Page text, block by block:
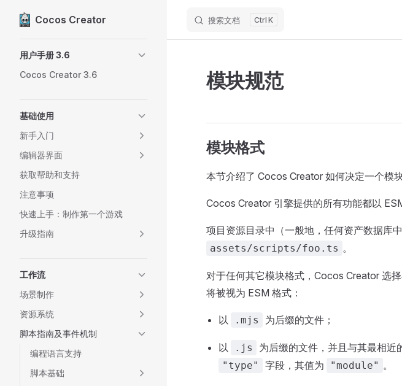
Skip to content
Cocos Creator 搜索文档 K
用户手册 3.6
Cocos Creator 3.6
基础使用
新手入门
编辑器界面
获取帮助和支持
注意事项
快速上手：制作第一个游戏
升级指南
工作流
场景制作
资源系统
脚本指南及事件机制
编程语言支持
脚本基础
模块规范
模块格式
本节介绍了 Cocos Creator 如何决定一个模块
Cocos Creator 引擎提供的所有功能都以
项目资源目录中（一般地，任何资产数据库
assets/scripts/foo.ts 。
对于任何其它模块格式，Cocos Creator 选
将被视为 ESM 格式：
以 .mjs 为后缀的文件；
以 .js 为后缀的文件，并且与其最相近
"type" 字段，其值为 "module" 。